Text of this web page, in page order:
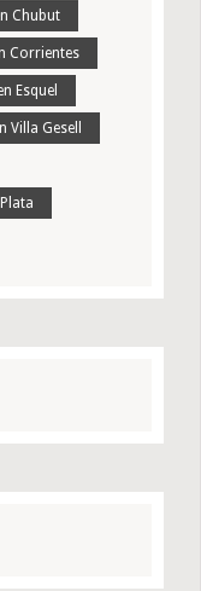
Chubut
Corrientes
Esquel
Villa Gesell